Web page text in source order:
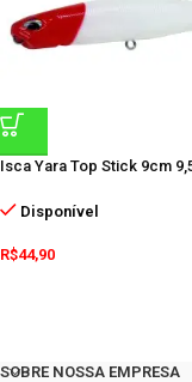
Isca Yara Top Stick 9cm
Disponível
R$44,90
SOBRE NOSSA EMPRESA